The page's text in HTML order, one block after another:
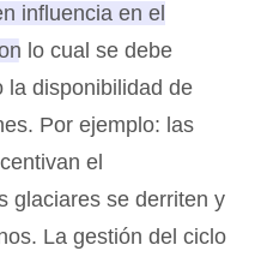
influencia en el
lo cual se debe
la disponibilidad de
. Por ejemplo: las
el
glaciares se derriten y
La gestión del ciclo